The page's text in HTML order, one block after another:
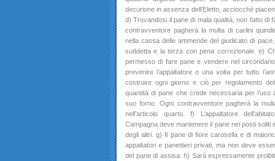
decurione in assenza dell’Eletto, acciocché
d) Trovandosi il pane di mala qualità, non fatto di
contravventore pagherà la multa di carlini
nella cassa delle ammende del giudicato di
suddetta e la terza con pena correzionale. e)
permesso di fare pane e vendere nel
prevenire l’appaltatore o una volta per tutto
costruire ogni giorno e ciò per regolamento
quantità di pane che crede necessaria per l’uso
suo forno. Ogni contravventore pagherà la
nell’articolo quarto. f) L’appaltatore
Campagna deve mantenere il pane nei posti soliti
degli altri. g) Il pane di fiore carosella e di
appaltatori e panettieri privati, ma non deve
del pane di assisa. h) Sarà espressamente